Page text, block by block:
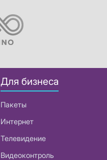
Для бизнеса
Пакеты
Интернет
Телевидение
Видеоконтроль